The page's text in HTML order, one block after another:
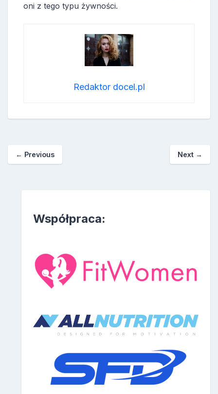
oni z tego typu żywności.
Redaktor docel.pl
← Previous Next →
Współpraca: